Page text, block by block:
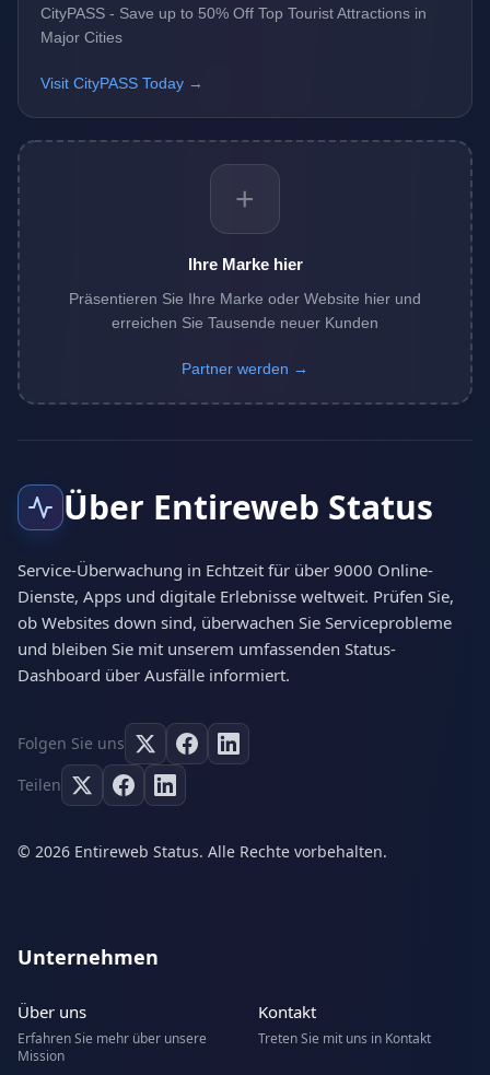
CityPASS - Save up to 50% Off Top Tourist Attractions in
Major Cities
Visit CityPASS Today →
+
Ihre Marke hier
Präsentieren Sie Ihre Marke oder Website hier und
erreichen Sie Tausende neuer Kunden
Partner werden →
Über Entireweb Status
Service-Überwachung in Echtzeit für über 9000 Online-
Dienste, Apps und digitale Erlebnisse weltweit. Prüfen Sie,
ob Websites down sind, überwachen Sie Serviceprobleme
und bleiben Sie mit unserem umfassenden Status-
Dashboard über Ausfälle informiert.
Folgen Sie uns
Teilen
© 2026 Entireweb Status. Alle Rechte vorbehalten.
Unternehmen
Über uns
Erfahren Sie mehr über unsere
Mission
Kontakt
Treten Sie mit uns in Kontakt